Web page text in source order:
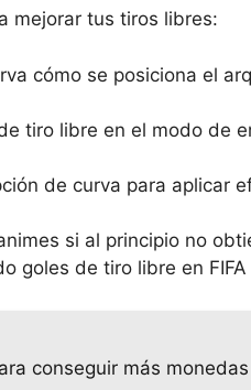
mejorar tus tiros libres:
cómo se posiciona el
tiro libre en el modo de
de curva para aplicar
si al principio no
goles de tiro libre en
conseguir más monedas